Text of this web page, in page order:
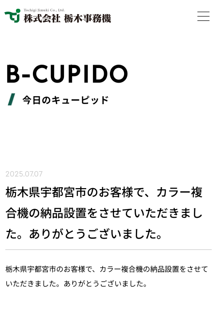
B-CUPIDO
今日のキューピッド
2025.07.07
栃木県宇都宮市のお客様で、カラー複
合機の納品設置をさせていただきまし
た。ありがとうございました。
栃木県宇都宮市のお客様で、カラー複合機の納品設置をさせて
いただきました。ありがとうございました。